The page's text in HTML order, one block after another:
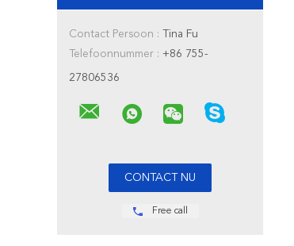
Contact Persoon : Tina Fu
Telefoonnummer : +86 755-
27806536
Free call